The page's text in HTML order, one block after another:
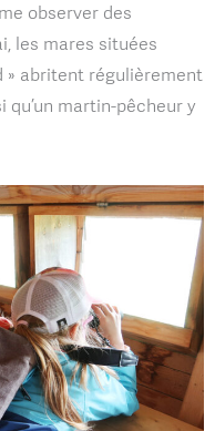
observer des
les mares situées
» abritent régulièrement
qu’un martin-pêcheur y